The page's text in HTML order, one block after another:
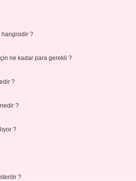
hangisidir ?
ne kadar para gerekli ?
?
?
?
?